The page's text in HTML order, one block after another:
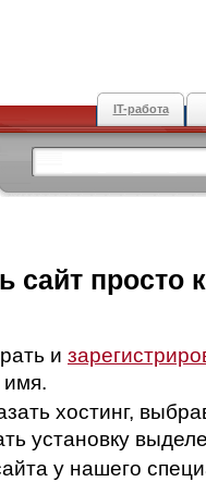
IT-работа
сайт просто
и
хостинг,
установку
у нашего